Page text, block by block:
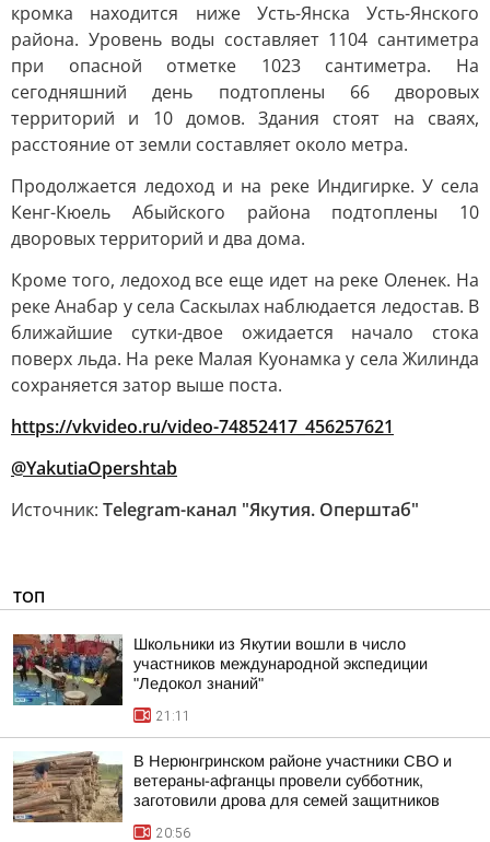
кромка находится ниже Усть-Янска Усть-Янского
района. Уровень воды составляет 1104 сантиметра
при опасной отметке 1023 сантиметра. На
сегодняшний день подтоплены 66 дворовых
территорий и 10 домов. Здания стоят на сваях,
расстояние от земли составляет около метра.
Продолжается ледоход и на реке Индигирке. У села
Кенг-Кюель Абыйского района подтоплены 10
дворовых территорий и два дома.
Кроме того, ледоход все еще идет на реке Оленек. На
реке Анабар у села Саскылах наблюдается ледостав. В
ближайшие сутки-двое ожидается начало стока
поверх льда. На реке Малая Куонамка у села Жилинда
сохраняется затор выше поста.
https://vkvideo.ru/video-74852417_456257621
@YakutiaOpershtab
Источник: Telegram-канал "Якутия. Оперштаб"
ТОП
Школьники из Якутии вошли в число
участников международной экспедиции
"Ледокол знаний"
21:11
В Нерюнгринском районе участники СВО и
ветераны-афганцы провели субботник,
заготовили дрова для семей защитников
20:56